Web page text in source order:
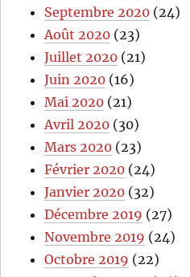
Septembre 2020 (24)
Août 2020 (23)
Juillet 2020 (21)
Juin 2020 (16)
Mai 2020 (21)
Avril 2020 (30)
Mars 2020 (23)
Février 2020 (24)
Janvier 2020 (32)
Décembre 2019 (27)
Novembre 2019 (24)
Octobre 2019 (22)